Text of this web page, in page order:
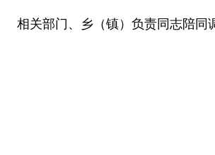
相关部门、乡（镇）负责同志陪同